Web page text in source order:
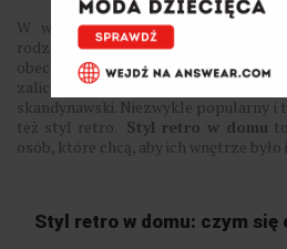
W wystroju wnętrz bardzo chętnie
rodzaju dodatki i dekoracje.
obecnie całe mnóstwo. Do
zalicza się dzisiaj nie tylko
skandynawski. Niezwykle popularny i
też styl retro. Styl retro w domu
osób, które chcą, aby ich wnętrze
Styl retro w domu: czym się